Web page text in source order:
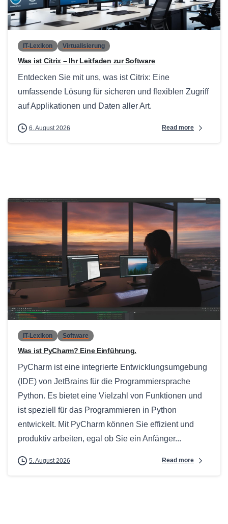
0
IT-Lexikon Virtualisierung
Was ist Citrix – Ihr Leitfaden zur Software
Entdecken Sie mit uns, was ist Citrix: Eine
umfassende Lösung für sicheren und flexiblen Zugriff
auf Applikationen und Daten aller Art.
6. August 2026 Read more
IT-Lexikon Software
Was ist PyCharm? Eine Einführung.
PyCharm ist eine integrierte Entwicklungsumgebung
(IDE) von JetBrains für die Programmiersprache
Python. Es bietet eine Vielzahl von Funktionen und
ist speziell für das Programmieren in Python
entwickelt. Mit PyCharm können Sie effizient und
produktiv arbeiten, egal ob Sie ein Anfänger...
5. August 2026 Read more